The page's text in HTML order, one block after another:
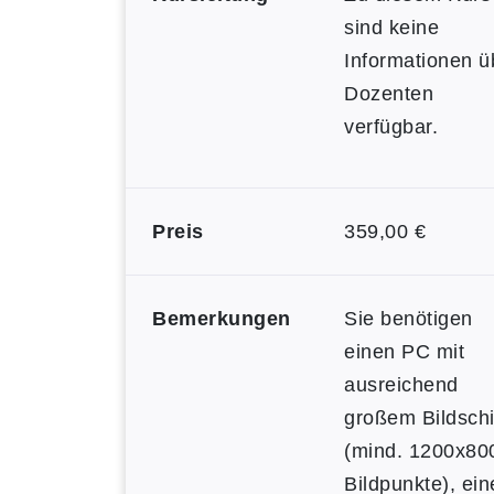
sind keine
Informationen
Dozenten
verfügbar.
Preis 359,00 €
Bemerkungen
Sie benötigen
einen PC mit
ausreichend
großem
(mind.
Bildpunkte),